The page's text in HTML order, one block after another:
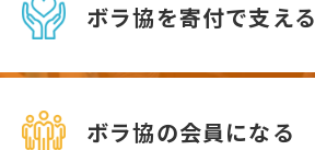
ボラ協を寄付で支える
ボラ協の会員になる